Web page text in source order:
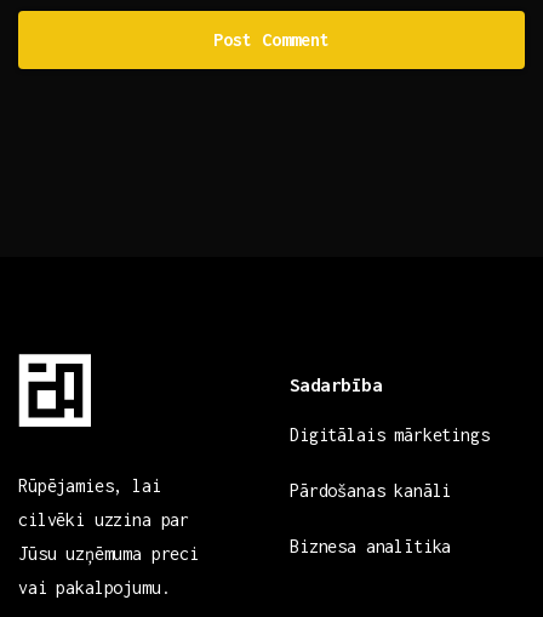
Rūpējamies, lai
cilvēki uzzina par
Jūsu uzņēmuma preci
vai pakalpojumu.
Sadarbība
Digitālais mārketings
Pārdošanas kanāli
Biznesa analītika